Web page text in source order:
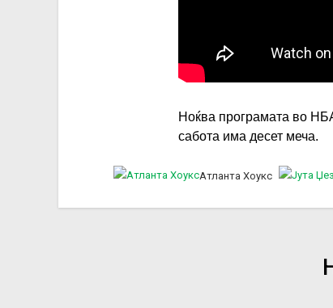
Ноќва програмата во
сабота има десет меча.
Атланта Хоукс